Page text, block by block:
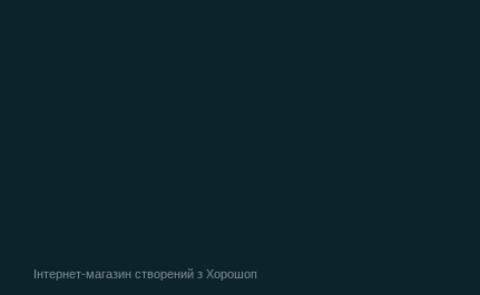
Інтернет-магазин створений з Хорошоп